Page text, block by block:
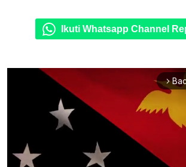
Ikuti Whatsapp Channel
arrow_forward_ios